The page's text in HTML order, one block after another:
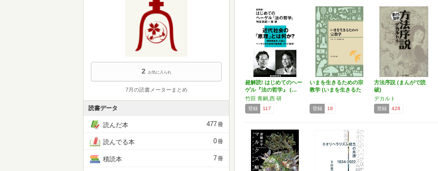
超解読! はじめてのヘー
ゲル『法の哲学』 (…
竹田 青嗣,西 研
登録 117
いまを生きるための宗
教学 (いまを生きるた
登録 18
方法序説 (まんがで読
破)
デカルト
登録 428
2 お気に入られ
7月の読書メーターまとめ
読書データ
読んだ本 477冊
読んでる本 0冊
積読本 7冊